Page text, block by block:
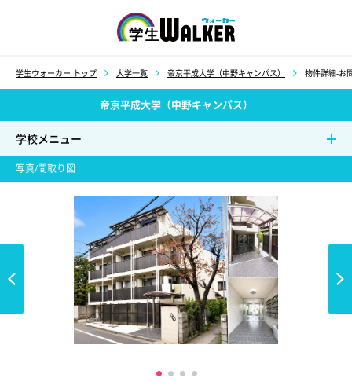
学生ウォーカー トップ 大学一覧 帝京平成大学（中野キャンパス） 物件詳細-お
帝京平成大学（中野キャンパス）
学校メニュー
写真/間取り図